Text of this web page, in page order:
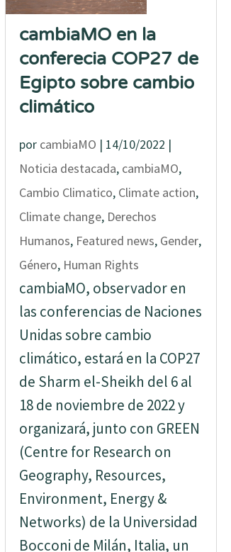
cambiaMO en la
conferecia COP27 de
Egipto sobre cambio
climático
por cambiaMO | 14/10/2022 |
Noticia destacada, cambiaMO,
Cambio Climatico, Climate action,
Climate change, Derechos
Humanos, Featured news, Gender,
Género, Human Rights
cambiaMO, observador en
las conferencias de Naciones
Unidas sobre cambio
climático, estará en la COP27
de Sharm el-Sheikh del 6 al
18 de noviembre de 2022 y
organizará, junto con GREEN
(Centre for Research on
Geography, Resources,
Environment, Energy &
Networks) de la Universidad
Bocconi de Milán, Italia, un